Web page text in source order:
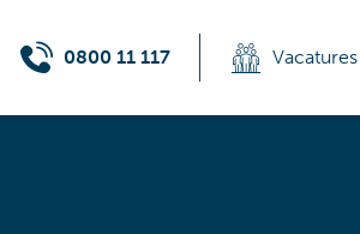
0800 11 117 Vacatures